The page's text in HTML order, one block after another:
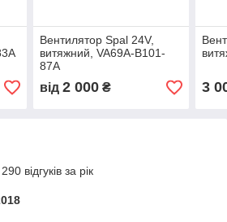
Вентилятор Spal 24V,
витяжний, VA69A-B101-
87A
від 2 000₴ 3
відгуків за рік